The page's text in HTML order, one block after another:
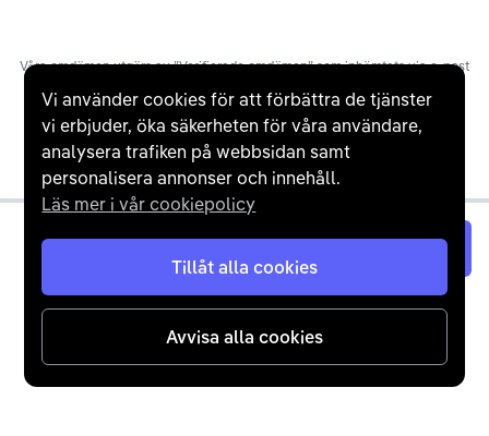
Vi använder cookies för att förbättra de tjänster
vi erbjuder, öka säkerheten för våra användare,
analysera trafiken på webbsidan samt
personalisera annonser och innehåll.
Läs mer i vår cookiepolicy
Tillåt alla cookies
Avvisa alla cookies
Våra omdömen utgörs av ”Verifierade omdömen” som inhämtats via e-post
”Overifierade omdömen”, där kunder själva lämnat ett omdöme på
Trustpilot. Trustpilots snittbetyg baseras på tid, frekvens och ett
Bayesianskt genomsnitt.